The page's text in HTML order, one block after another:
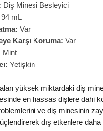
Diş Minesi Besleyici
94 mL
Var
Karşı Koruma: Var
Mint
Yetişkin
yüksek miktardaki diş
en hassas dişlere dahi
ve diş minesinin
dış etkenlere daha